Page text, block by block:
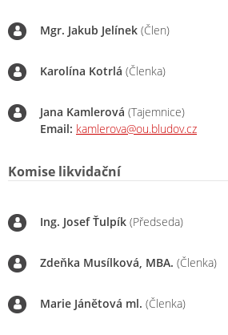
Mgr. Jakub Jelínek (Člen)
Karolína Kotrlá (Členka)
Jana Kamlerová (Tajemnice)
Email: kamlerova@ou.bludov.cz
Komise likvidační
Ing. Josef Ťulpík (Předseda)
Zdeňka Musílková, MBA. (Členka)
Marie Jánětová ml. (Členka)